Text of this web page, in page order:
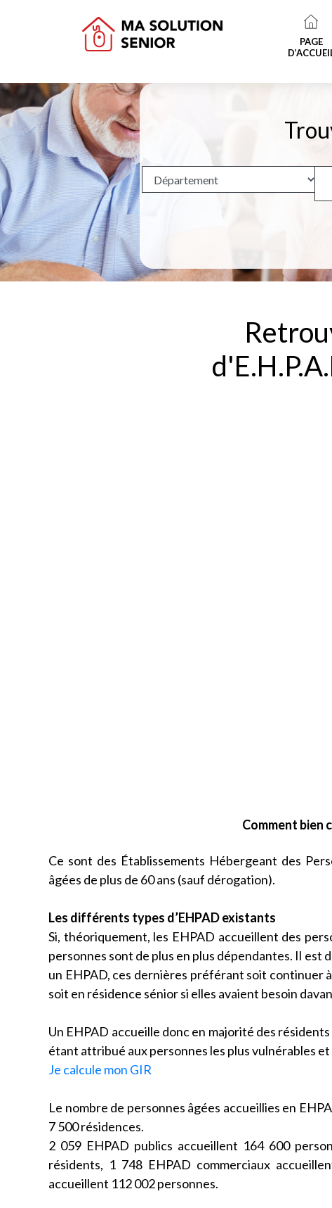
PAGE
Comment bien
Ce sont des Établissements Hébergeant des
âgées de plus de 60 ans (sauf dérogation).
Les différents types d’EHPAD existants
Si, théoriquement, les EHPAD accueillent des
personnes sont de plus en plus dépendantes. Il
un EHPAD, ces dernières préférant soit continuer
soit en résidence sénior si elles avaient besoin
Un EHPAD accueille donc en majorité des
étant attribué aux personnes les plus vulnérables
Je calcule mon GIR
Le nombre de personnes âgées accueillies en
7 500 résidences.
2 059 EHPAD publics accueillent 164 600
résidents, 1 748 EHPAD commerciaux
accueillent 112 002 personnes.